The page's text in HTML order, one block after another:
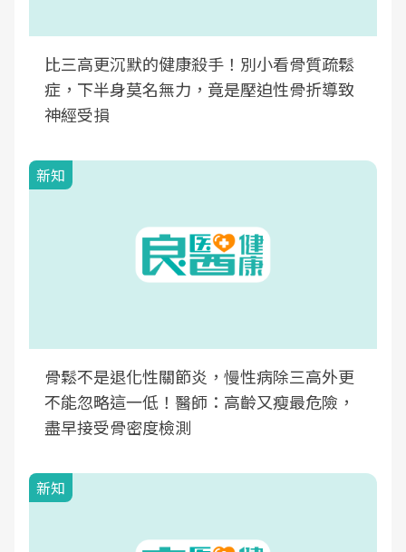
比三高更沉默的健康殺手！別小看骨質疏鬆
症，下半身莫名無力，竟是壓迫性骨折導致
神經受損
新知
骨鬆不是退化性關節炎，慢性病除三高外更
不能忽略這一低！醫師：高齡又瘦最危險，
盡早接受骨密度檢測
新知